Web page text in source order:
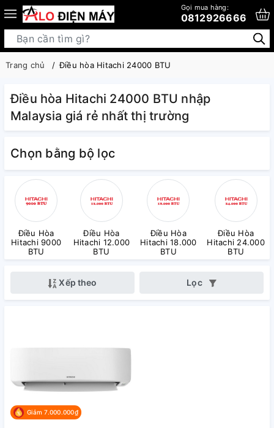
Gọi mua hàng:
0812926666
Trang chủ Điều hòa Hitachi 24000 BTU
Điều hòa Hitachi 24000 BTU nhập
Malaysia giá rẻ nhất thị trường
Chọn bằng bộ lọc
Điều Hòa
Hitachi 9000
BTU
Điều Hòa
Hitachi 12.000
BTU
Điều Hòa
Hitachi 18.000
BTU
Điều Hòa
Hitachi 24.000
BTU
Xếp theo Lọc
Giảm 7.000.000₫